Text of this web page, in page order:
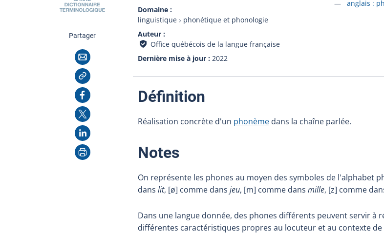
Domaine
linguistique
phonétique et phonologie
Auteur
Office québécois de la langue française
Dernière mise à jour
2022
Accéder à
anglais :
Partagercette page
Courriel
Copier l'adresse
Facebook
X
LinkedIn
Imprimer
Définition
Réalisation concrète d'un phonème dans la chaîne parlée.
Notes:
On représente les phones au moyen des symboles de l'alphabet
dans lit, [ø] comme dans jeu, [m] comme dans mille, [z] comme
Dans une langue donnée, des phones différents peuvent servir à
différentes caractéristiques propres au locuteur et au contexte